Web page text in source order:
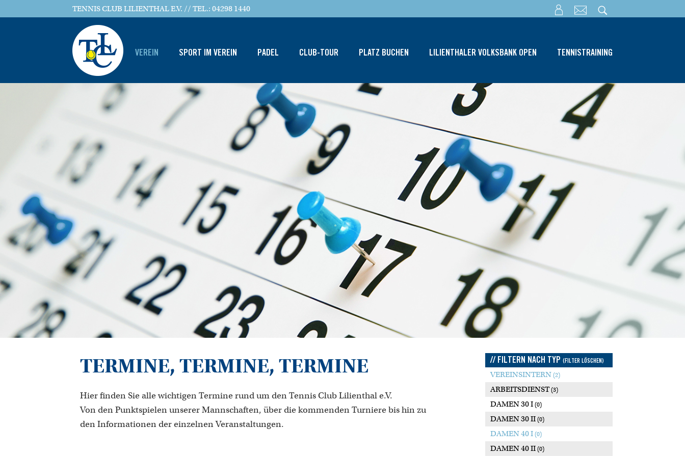
TENNIS CLUB LILIENTHAL E.V. // TEL.: 04298 1440
VEREIN SPORT IM VEREIN PADEL CLUB-TOUR PLATZ BUCHEN LILIENTHALER VOLKSBANK OPEN TENNISTRAINING
TERMINE, TERMINE, TERMINE
Hier finden Sie alle wichtigen Termine rund um den Tennis Club Lilienthal e.V.
Von den Punktspielen unserer Mannschaften, über die kommenden Turniere bis hin zu
den Informationen der einzelnen Veranstaltungen.
// FILTERN NACH TYP (FILTER LÖSCHEN)
VEREINSINTERN (2)
ARBEITSDIENST(3)
DAMEN 30 I (0)
DAMEN 30 II (0)
DAMEN 40 I (0)
DAMEN 40 II (0)